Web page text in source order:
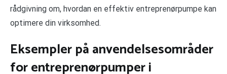
rådgivning om, hvordan en effektiv entreprenørpumpe kan
optimere din virksomhed.
Eksempler på anvendelsesområder
for entreprenørpumper i